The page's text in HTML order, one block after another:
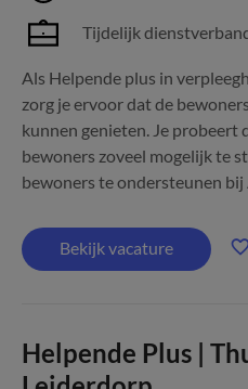
Tijdelijk
Als Helpende plus in
zorg je ervoor dat de
kunnen genieten. Je probeert
bewoners zoveel mogelijk te
bewoners te ondersteunen bij
Bekijk vacature
Helpende Plus |